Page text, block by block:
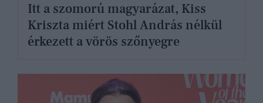
Itt a szomorú magyarázat, Kiss
Kriszta miért Stohl András nélkül
érkezett a vörös szőnyegre